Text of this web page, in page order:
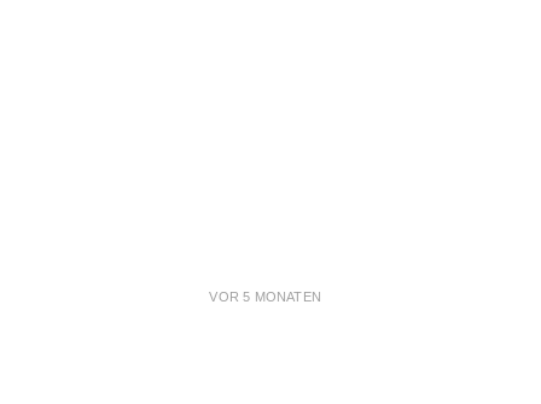
VOR 5 MONATEN